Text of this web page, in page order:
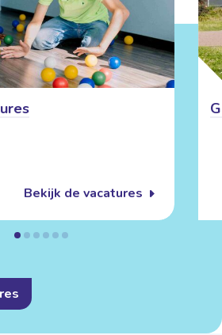
Bekijk de vacatures